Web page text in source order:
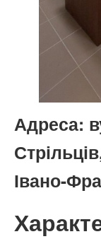
Адреса:
Івано-